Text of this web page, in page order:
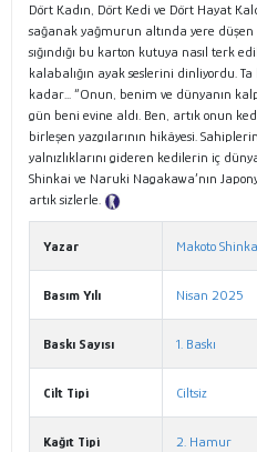
Dört Kadın, Dört Kedi ve Dört Hayat
sağanak yağmurun altında yere düşen
sığındığı bu karton kutuya nasıl terk
kalabalığın ayak seslerini dinliyordu.
kadar... “Onun, benim ve dünyanın
gün beni evine aldı. Ben, artık onun
birleşen yazgılarının hikâyesi.
yalnızlıklarını gideren kedilerin iç
Shinkai ve Naruki Nagakawa’nın
artık sizlerle.
Yazar Makoto
Basım Yılı Nisan 2025
Baskı Sayısı 1. Baskı
Cilt Tipi Ciltsiz
Kağıt Tipi 2. Hamur